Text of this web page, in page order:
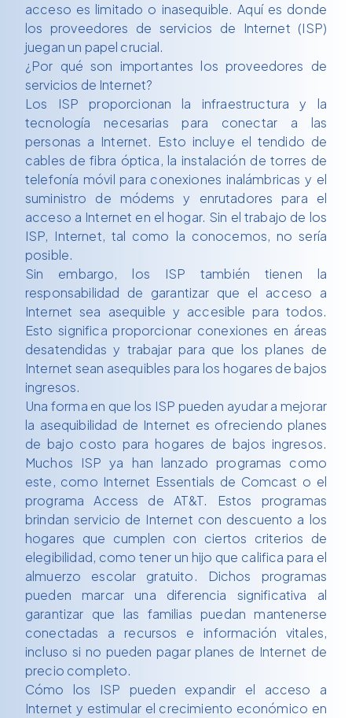
acceso es limitado o inasequible. Aquí es donde
los proveedores de servicios de Internet (ISP)
juegan un papel crucial.
¿Por qué son importantes los proveedores de
servicios de Internet?
Los ISP proporcionan la infraestructura y la
tecnología necesarias para conectar a las
personas a Internet. Esto incluye el tendido de
cables de fibra óptica, la instalación de torres de
telefonía móvil para conexiones inalámbricas y el
suministro de módems y enrutadores para el
acceso a Internet en el hogar. Sin el trabajo de los
ISP, Internet, tal como la conocemos, no sería
posible.
Sin embargo, los ISP también tienen la
responsabilidad de garantizar que el acceso a
Internet sea asequible y accesible para todos.
Esto significa proporcionar conexiones en áreas
desatendidas y trabajar para que los planes de
Internet sean asequibles para los hogares de bajos
ingresos.
Una forma en que los ISP pueden ayudar a mejorar
la asequibilidad de Internet es ofreciendo planes
de bajo costo para hogares de bajos ingresos.
Muchos ISP ya han lanzado programas como
este, como Internet Essentials de Comcast o el
programa Access de AT&T. Estos programas
brindan servicio de Internet con descuento a los
hogares que cumplen con ciertos criterios de
elegibilidad, como tener un hijo que califica para el
almuerzo escolar gratuito. Dichos programas
pueden marcar una diferencia significativa al
garantizar que las familias puedan mantenerse
conectadas a recursos e información vitales,
incluso si no pueden pagar planes de Internet de
precio completo.
Cómo los ISP pueden expandir el acceso a
Internet y estimular el crecimiento económico en